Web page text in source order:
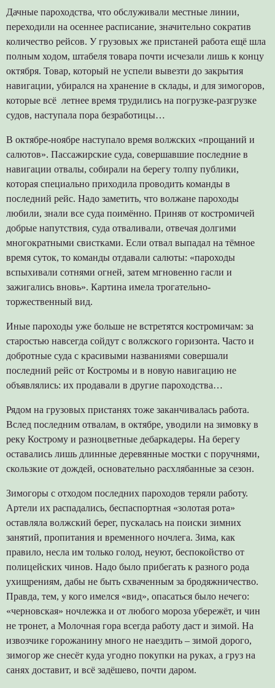
Дачные пароходства, что обслуживали местные линии,
переходили на осеннее расписание, значительно сократив
количество рейсов. У грузовых же пристаней работа ещё шла
полным ходом, штабеля товара почти исчезали лишь к концу
октября. Товар, который не успели вывезти до закрытия
навигации, убирался на хранение в склады, и для зимогоров,
которые всё летнее время трудились на погрузке-разгрузке
судов, наступала пора безработицы…
В октябре-ноябре наступало время волжских «прощаний и
салютов». Пассажирские суда, совершавшие последние в
навигации отвалы, собирали на берегу толпу публики,
которая специально приходила проводить команды в
последний рейс. Надо заметить, что волжане пароходы
любили, знали все суда поимённо. Приняв от костромичей
добрые напутствия, суда отваливали, отвечая долгими
многократными свистками. Если отвал выпадал на тёмное
время суток, то команды отдавали салюты: «пароходы
вспыхивали сотнями огней, затем мгновенно гасли и
зажигались вновь». Картина имела трогательно-
торжественный вид.
Иные пароходы уже больше не встретятся костромичам: за
старостью навсегда сойдут с волжского горизонта. Часто и
добротные суда с красивыми названиями совершали
последний рейс от Костромы и в новую навигацию не
объявлялись: их продавали в другие пароходства…
Рядом на грузовых пристанях тоже заканчивалась работа.
Вслед последним отвалам, в октябре, уводили на зимовку в
реку Кострому и разноцветные дебаркадеры. На берегу
оставались лишь длинные деревянные мостки с поручнями,
скользкие от дождей, основательно расхлябанные за сезон.
Зимогоры с отходом последних пароходов теряли работу.
Артели их распадались, беспаспортная «золотая рота»
оставляла волжский берег, пускалась на поиски зимних
занятий, пропитания и временного ночлега. Зима, как
правило, несла им только голод, неуют, беспокойство от
полицейских чинов. Надо было прибегать к разного рода
ухищрениям, дабы не быть схваченным за бродяжничество.
Правда, тем, у кого имелся «вид», опасаться было нечего:
«черновская» ночлежка и от любого мороза убережёт, и чин
не тронет, а Молочная гора всегда работу даст и зимой. На
извозчике горожанину много не наездить – зимой дорого,
зимогор же снесёт куда угодно покупки на руках, а груз на
санях доставит, и всё задёшево, почти даром.